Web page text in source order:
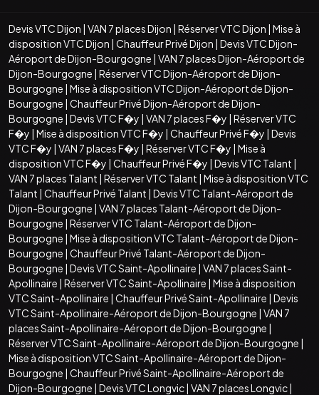
Devis VTC Dijon | VAN 7 places Dijon | Réserver VTC Dijon | Mise à
disposition VTC Dijon | Chauffeur Privé Dijon | Devis VTC Dijon-
Aéroport de Dijon-Bourgogne | VAN 7 places Dijon-Aéroport de
Dijon-Bourgogne | Réserver VTC Dijon-Aéroport de Dijon-
Bourgogne | Mise à disposition VTC Dijon-Aéroport de Dijon-
Bourgogne | Chauffeur Privé Dijon-Aéroport de Dijon-
Bourgogne | Devis VTC F�y | VAN 7 places F�y | Réserver VTC
F�y | Mise à disposition VTC F�y | Chauffeur Privé F�y | Devis
VTC F�y | VAN 7 places F�y | Réserver VTC F�y | Mise à
disposition VTC F�y | Chauffeur Privé F�y | Devis VTC Talant |
VAN 7 places Talant | Réserver VTC Talant | Mise à disposition VTC
Talant | Chauffeur Privé Talant | Devis VTC Talant-Aéroport de
Dijon-Bourgogne | VAN 7 places Talant-Aéroport de Dijon-
Bourgogne | Réserver VTC Talant-Aéroport de Dijon-
Bourgogne | Mise à disposition VTC Talant-Aéroport de Dijon-
Bourgogne | Chauffeur Privé Talant-Aéroport de Dijon-
Bourgogne | Devis VTC Saint-Apollinaire | VAN 7 places Saint-
Apollinaire | Réserver VTC Saint-Apollinaire | Mise à disposition
VTC Saint-Apollinaire | Chauffeur Privé Saint-Apollinaire | Devis
VTC Saint-Apollinaire-Aéroport de Dijon-Bourgogne | VAN 7
places Saint-Apollinaire-Aéroport de Dijon-Bourgogne |
Réserver VTC Saint-Apollinaire-Aéroport de Dijon-Bourgogne |
Mise à disposition VTC Saint-Apollinaire-Aéroport de Dijon-
Bourgogne | Chauffeur Privé Saint-Apollinaire-Aéroport de
Dijon-Bourgogne | Devis VTC Longvic| VAN 7 places Longvic|